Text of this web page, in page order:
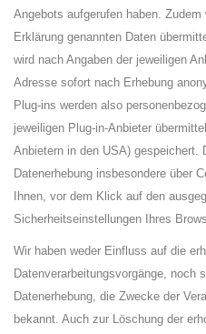
Angebots aufgerufen haben.
Erklärung genannten Daten
wird nach Angaben der jeweiligen
Adresse sofort nach Erhebung
Plug-ins werden also
jeweiligen Plug-in-Anbieter
Anbietern in den USA) gespeichert.
Datenerhebung insbesondere über
Ihnen, vor dem Klick auf den
Sicherheitseinstellungen Ihres
Wir haben weder Einfluss auf die
Datenverarbeitungsvorgänge, noch
Datenerhebung, die Zwecke der
bekannt. Auch zur Löschung der